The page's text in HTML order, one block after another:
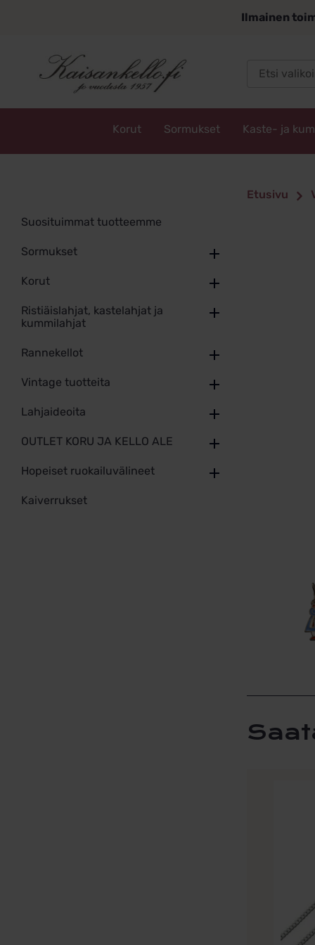
Ilmainen
Korut Sormukset Kaste- ja
Suosituimmat tuotteemme
Sormukset
Korut
Ristiäislahjat, kastelahjat ja
kummilahjat
Rannekellot
Vintage tuotteita
Lahjaideoita
OUTLET KORU JA KELLO ALE
Hopeiset ruokailuvälineet
Kaiverrukset
Etusivu
sivulla.